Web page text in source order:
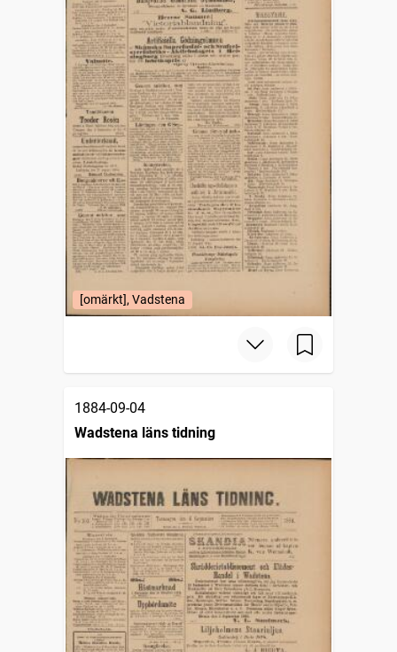
[omärkt], Vadstena
1884-09-04
Wadstena läns tidning